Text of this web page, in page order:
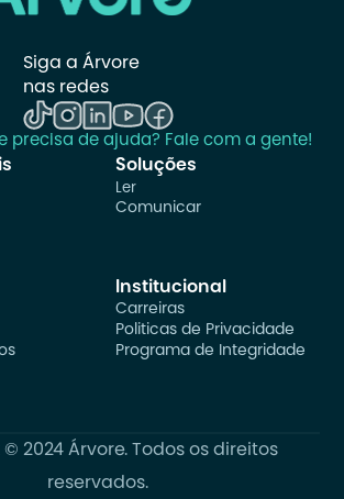
Siga a Árvore
nas redes
precisa de ajuda? Fale com a gente!
Soluções
Ler
Comunicar
Institucional
Carreiras
Politicas de Privacidade
Programa de Integridade
2024 Árvore. Todos os direitos
reservados.